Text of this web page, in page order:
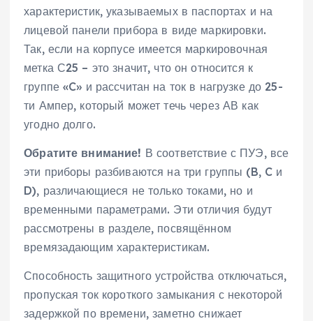
характеристик, указываемых в паспортах и на
лицевой панели прибора в виде маркировки.
Так, если на корпусе имеется маркировочная
метка С25 – это значит, что он относится к
группе «C» и рассчитан на ток в нагрузке до 25-
ти Ампер, который может течь через АВ как
угодно долго.
Обратите внимание! В соответствие с ПУЭ, все
эти приборы разбиваются на три группы (B, C и
D), различающиеся не только токами, но и
временными параметрами. Эти отличия будут
рассмотрены в разделе, посвящённом
времязадающим характеристикам.
Способность защитного устройства отключаться,
пропуская ток короткого замыкания с некоторой
задержкой по времени, заметно снижает